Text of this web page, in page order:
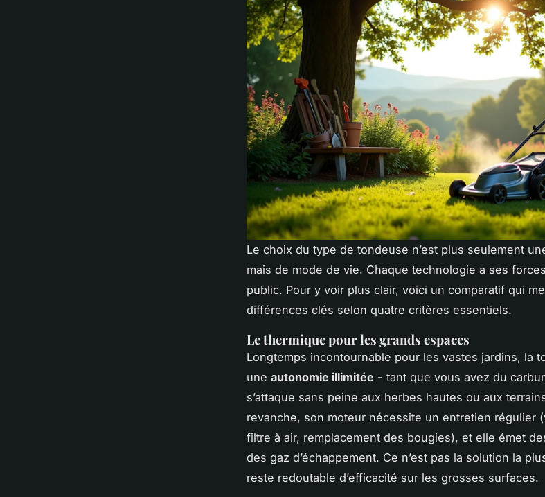
Le choix du type de tondeuse n’est plus seulement
mais de mode de vie. Chaque technologie a ses
public. Pour y voir plus clair, voici un comparatif qui
différences clés selon quatre critères essentiels.
Le thermique pour les grands espaces
Longtemps incontournable pour les vastes jardins, la
une autonomie illimitée - tant que vous avez du
s’attaque sans peine aux herbes hautes ou aux
revanche, son moteur nécessite un entretien régulier
filtre à air, remplacement des bougies), et elle émet
des gaz d’échappement. Ce n’est pas la solution la
reste redoutable d’efficacité sur les grosses surfaces.